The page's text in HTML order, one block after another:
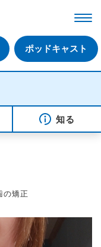
ポッドキャスト
知る
の矯正